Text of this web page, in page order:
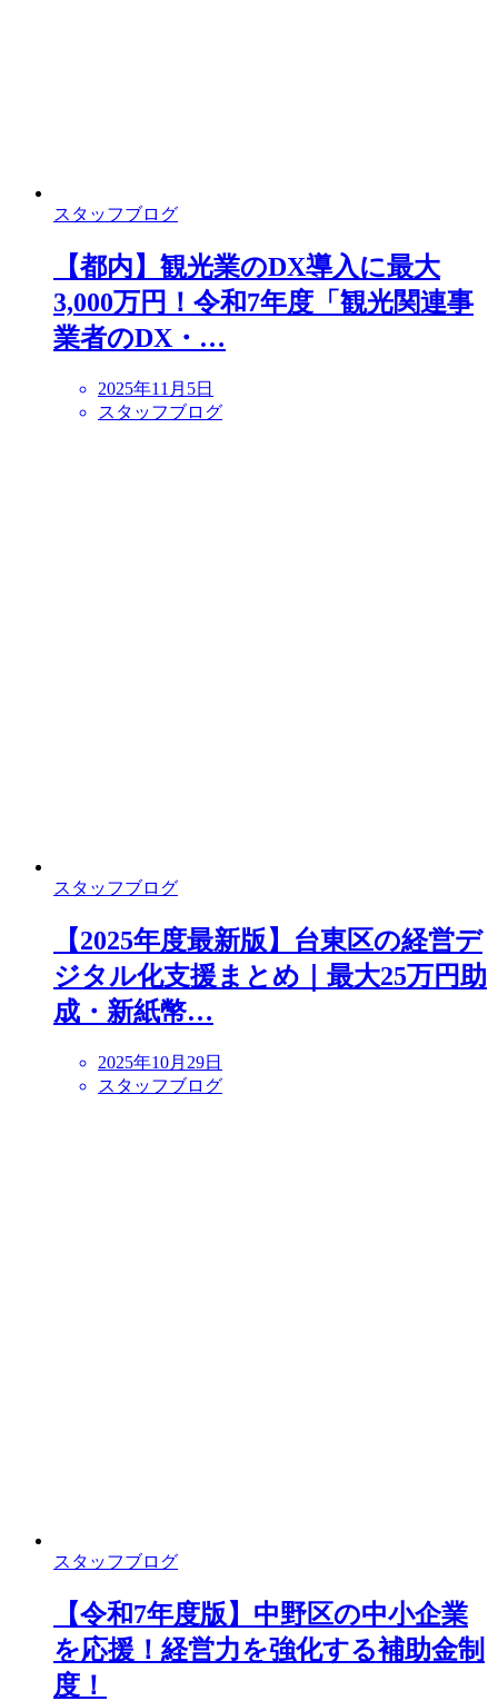
スタッフブログ
【都内】観光業のDX導入に最大
3,000万円！令和7年度「観光関連事
業者のDX・…
2025年11月5日
スタッフブログ
スタッフブログ
【2025年度最新版】台東区の経営デ
ジタル化支援まとめ｜最大25万円助
成・新紙幣…
2025年10月29日
スタッフブログ
スタッフブログ
【令和7年度版】中野区の中小企業
を応援！経営力を強化する補助金制
度！